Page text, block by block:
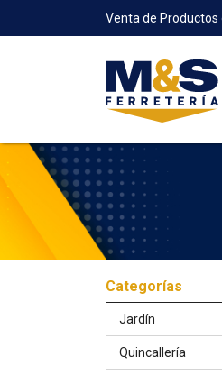
Venta de
Categorías
Jardín
Quincallería